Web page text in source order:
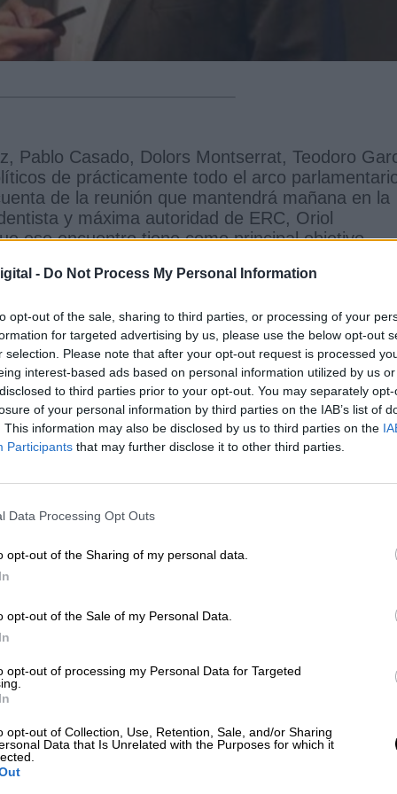
- Do Not Process My Personal Information
opt-out of the sale, sharing to third parties, or processing of your
for targeted advertising by us, please use the below opt-out
selection. Please note that after your opt-out request is processed
interest-based ads based on personal information utilized by us
to third parties prior to your opt-out. You may separately
of your personal information by third parties on the IAB’s list of
This information may also be disclosed by us to third parties on the
Participants that may further disclose it to other third parties.
Data Processing Opt Outs
opt-out of the Sharing of my personal data.
opt-out of the Sale of my Personal Data.
opt-out of processing my Personal Data for Targeted
opt-out of Collection, Use, Retention, Sale, and/or Sharing
Data that Is Unrelated with the Purposes for which it
Pablo Casado, Dolors Montserrat, Teodoro
de prácticamente todo el arco
de la reunión que mantendrá mañana en la
y máxima autoridad de ERC, Oriol
ese encuentro tiene como principal objetivo
del que será el Presupuesto General del
hace pocas fechas.
de otras fuerzas políticas para que
que Iglesias tratará de convencer a
nuevos presupuestos.
a la que Zapatero tuvo con Otegi, “se
con el señor Junqueras a lo que parece
El Gobierno no debería de callar porque al
que “no es bueno” que los ciudadanos de un
la cárcel.
sobreactuando y de haber pasado de querer
de vicepresidente del Gobierno.
el líder de Unidos Podemos. A través de Twitter
a Junqueras para que dé el sí a las cuentas de
en los pasillos del Congreso para ‘calmar’
quien anoche dio por seguro que los
Presupuestos para decirle que debe “moderar
no vamos a conseguir salir de la situación
Zapatero